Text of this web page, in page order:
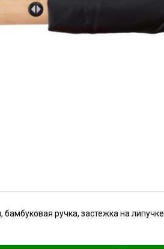
бамбуковая ручка, застежка на липучке